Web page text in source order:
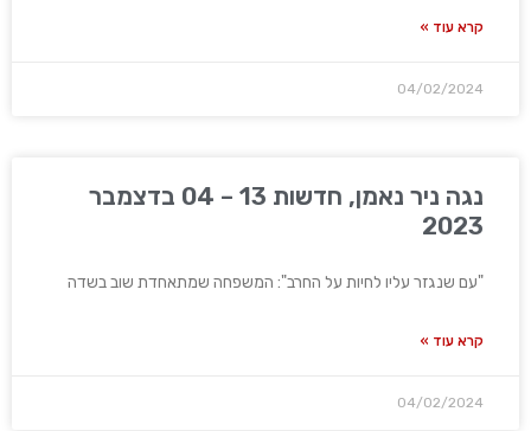
קרא עוד »
04/02/2024
נגה ניר נאמן, חדשות 13 – 04 בדצמבר
2023
"עם שנגזר עליו לחיות על החרב": המשפחה שמתאחדת שוב בשדה
קרא עוד »
04/02/2024